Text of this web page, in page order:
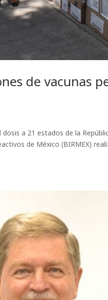
de vacunas
a 21 estados de la
de México (BIRMEX)